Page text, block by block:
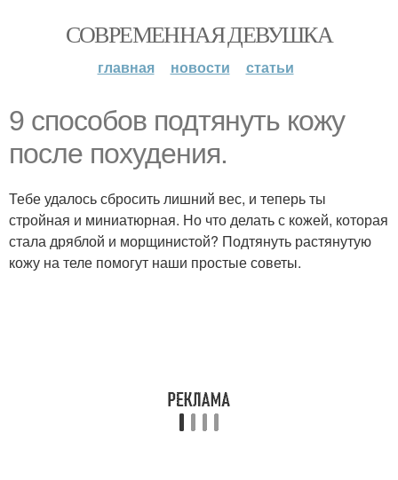
СОВРЕМЕННАЯ ДЕВУШКА
главная новости статьи
9 способов подтянуть кожу
после похудения.
Тебе удалось сбросить лишний вес, и теперь ты
стройная и миниатюрная. Но что делать с кожей, которая
стала дряблой и морщинистой? Подтянуть растянутую
кожу на теле помогут наши простые советы.